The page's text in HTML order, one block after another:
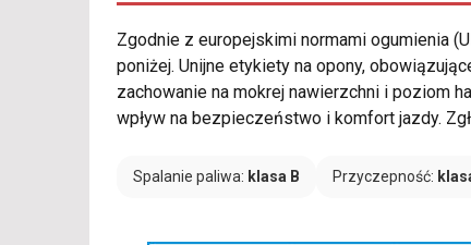
Zgodnie z europejskimi normami ogumienia
poniżej. Unijne etykiety na opony,
zachowanie na mokrej nawierzchni i poziom
wpływ na bezpieczeństwo i komfort jazdy.
Spalanie paliwa: klasa B Przyczepność: